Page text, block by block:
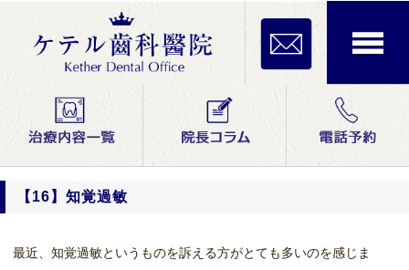
【16】知覚過敏
最近、知覚過敏というものを訴える方がとても多いのを感じま